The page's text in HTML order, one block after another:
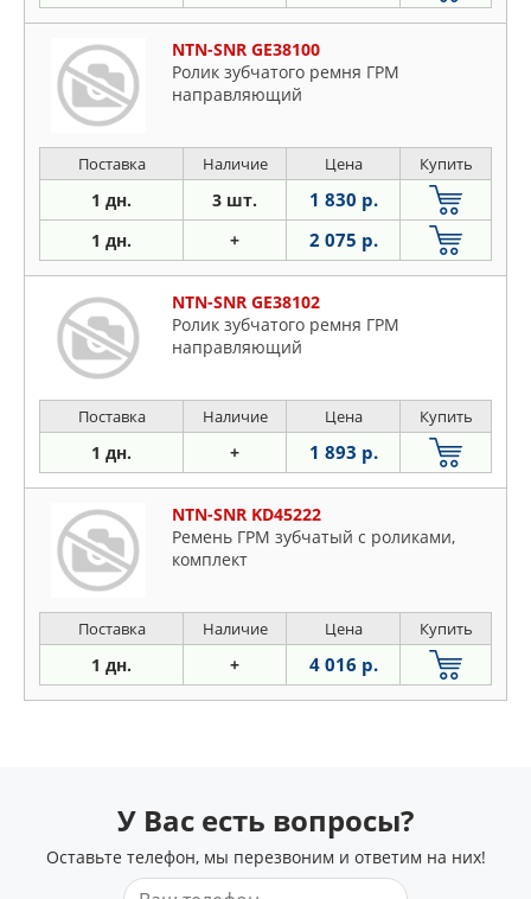
NTN-SNR GE38100
Ролик зубчатого ремня ГРМ
направляющий
Поставка Наличие Цена Купить
1 дн. 3 шт. 1 830 р.
1 дн. + 2 075 р.
NTN-SNR GE38102
Ролик зубчатого ремня ГРМ
направляющий
Поставка Наличие Цена Купить
1 дн. + 1 893 р.
NTN-SNR KD45222
Ремень ГРМ зубчатый с роликами,
комплект
Поставка Наличие Цена Купить
1 дн. + 4 016 р.
У Вас есть вопросы?
Оставьте телефон, мы перезвоним и ответим на них!